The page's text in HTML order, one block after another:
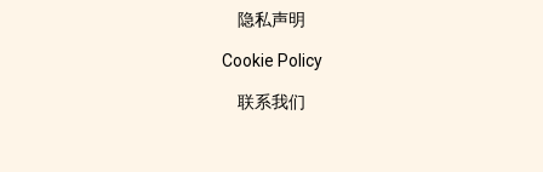
隐私声明
Cookie Policy
联系我们